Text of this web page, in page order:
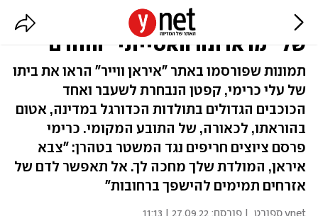
אחרי שקרא להפיכה באיראן: ביתו
של "מראדונה האסייתי" הוחרם
תמונות שפורסמו באתר "איראן ווייר" הראו את ביתו
של עלי כרימי, קפטן הנבחרת לשעבר ואחד
הכוכבים הגדולים בתולדות הכדורגל במדינה, אטום
בהוראתו, לכאורה, של התובע המקומי. כרימי
פרסם ציוצים חריפים נגד המשטר בטהרן: "צבא
איראן, המולדת שלך מחכה לך. אל תאפשר לדם של
אזרחים תמימים להישפך ברחובות"
ynet ספורט | פורסם: 27.09.22 | 11:13